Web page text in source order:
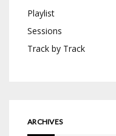
Playlist
Sessions
Track by Track
ARCHIVES